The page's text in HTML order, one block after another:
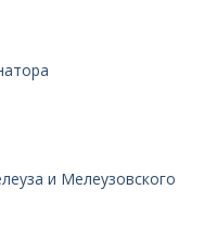
и Мелеузовского